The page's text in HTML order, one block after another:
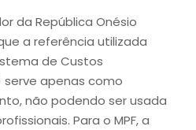
da República Onésio
a referência utilizada
de Custos
serve apenas como
não podendo ser usada
Para o MPF, a